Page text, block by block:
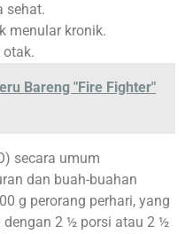
sehat.
menular kronik.
Bareng "Fire Fighter"
secara umum
dan buah-buahan
g perorang perhari, yang
dengan 2 ½ porsi atau 2 ½